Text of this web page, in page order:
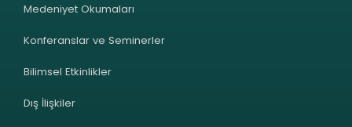
Medeniyet Okumaları
Konferanslar ve Seminerler
Bilimsel Etkinlikler
Dış İlişkiler